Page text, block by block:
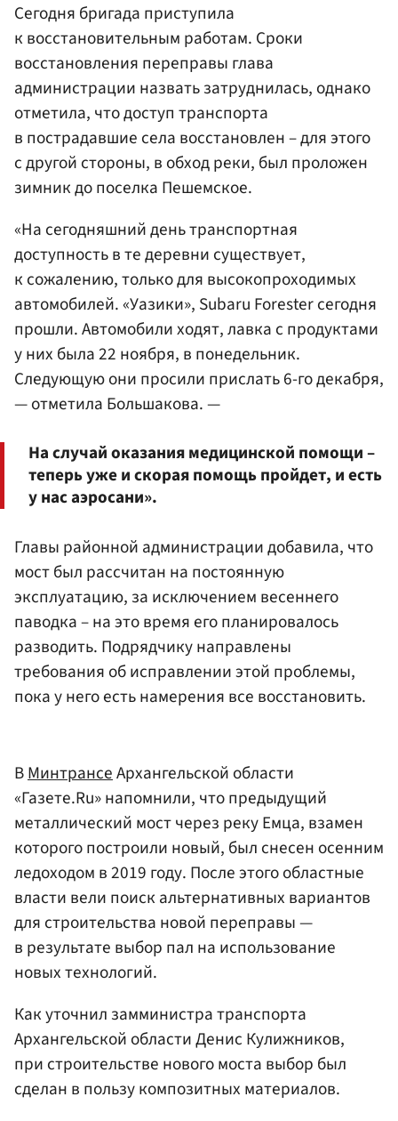
Сегодня бригада приступила
к восстановительным работам. Сроки
восстановления переправы глава
администрации назвать затруднилась, однако
отметила, что доступ транспорта
в пострадавшие села восстановлен – для этого
с другой стороны, в обход реки, был проложен
зимник до поселка Пешемское.
«На сегодняшний день транспортная
доступность в те деревни существует,
к сожалению, только для высокопроходимых
автомобилей. «Уазики», Subaru Forester сегодня
прошли. Автомобили ходят, лавка с продуктами
у них была 22 ноября, в понедельник.
Следующую они просили прислать 6-го декабря,
— отметила Большакова. —
На случай оказания медицинской помощи –
теперь уже и скорая помощь пройдет, и есть
у нас аэросани».
Главы районной администрации добавила, что
мост был рассчитан на постоянную
эксплуатацию, за исключением весеннего
паводка – на это время его планировалось
разводить. Подрядчику направлены
требования об исправлении этой проблемы,
пока у него есть намерения все восстановить.
ВМинтрансеАрхангельской области
«Газете.Ru» напомнили, что предыдущий
металлический мост через реку Емца, взамен
которого построили новый, был снесен осенним
ледоходом в 2019 году. После этого областные
власти вели поиск альтернативных вариантов
для строительства новой переправы —
в результате выбор пал на использование
новых технологий.
Как уточнил замминистра транспорта
Архангельской области Денис Кулижников,
при строительстве нового моста выбор был
сделан в пользу композитных материалов.